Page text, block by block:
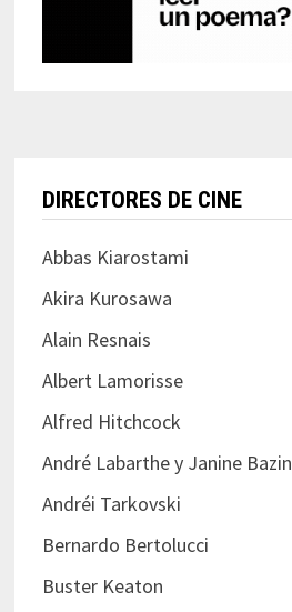
DIRECTORES DE CINE
Abbas Kiarostami
Akira Kurosawa
Alain Resnais
Albert Lamorisse
Alfred Hitchcock
André Labarthe y Janine Bazin
Andréi Tarkovski
Bernardo Bertolucci
Buster Keaton